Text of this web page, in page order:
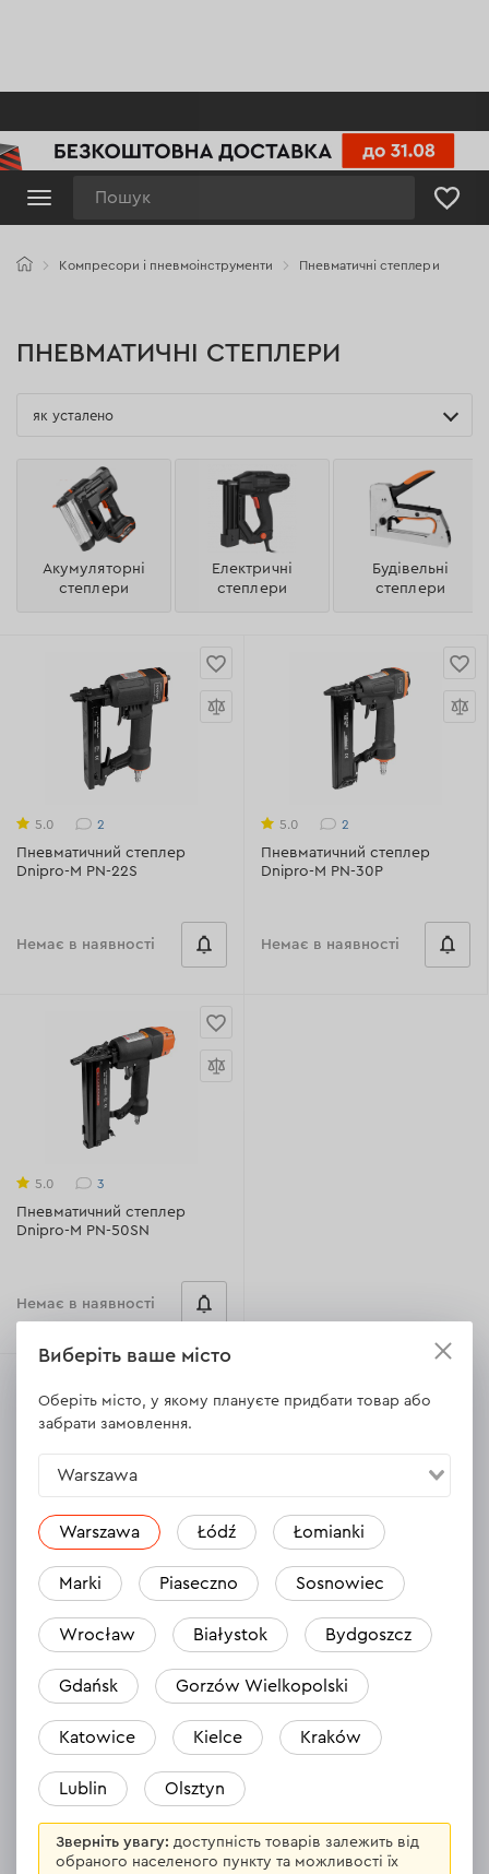
Компресори і пневмоінструменти Пневматичні степлери
ПНЕВМАТИЧНІ СТЕПЛЕРИ
як усталено
Акумуляторні
степлери
Електричні
степлери
Будівельні
степлери
5.0 2
Пневматичний степлер
Dnipro-M PN-22S
Немає в наявності
5.0 2
Пневматичний степлер
Dnipro-M PN-30P
Немає в наявності
5.0 3
Пневматичний степлер
Dnipro-M PN-50SN
Немає в наявності
Відгуки
Пневматичний степлер Dnipro-M
25.11.2024
Lekki, łatwy w obsłudze i bardzo skuteczny.
Polecam !!!
Виберіть ваше місто
Оберіть місто, у якому плануєте придбати товар або
забрати замовлення.
Warszawa
Warszawa Łódź Łomianki
Marki Piaseczno Sosnowiec
Wrocław Białystok Bydgoszcz
Gdańsk Gorzów Wielkopolski
Katowice Kielce Kraków
Lublin Olsztyn
Зверніть увагу: доступність товарів залежить від
обраного населеного пункту та можливості їх